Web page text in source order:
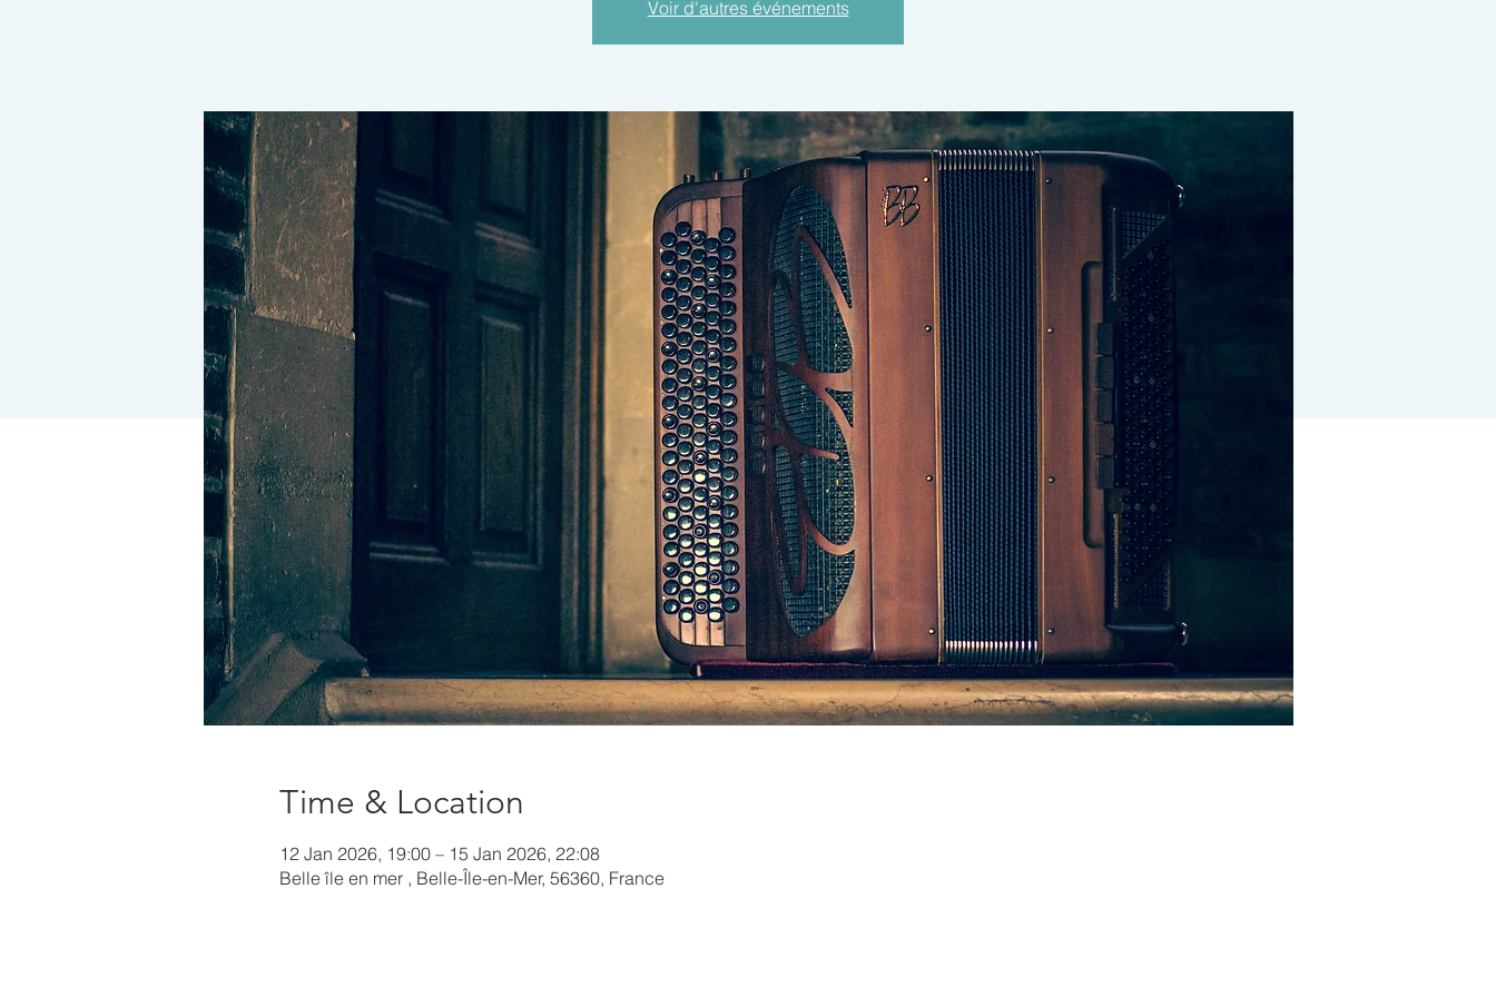
Voir d'autres événements
Time & Location
12 Jan 2026, 19:00 – 15 Jan 2026, 22:08
Belle île en mer , Belle-Île-en-Mer, 56360, France